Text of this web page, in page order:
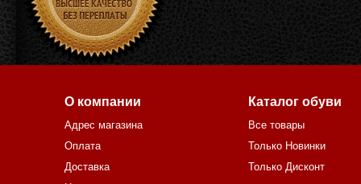
О компании
Адрес магазина
Оплата
Доставка
Каталог обуви
Все товары
Только Новинки
Только Дисконт